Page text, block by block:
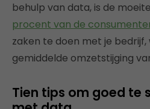
behulp van data, is de
procent van de
zaken te doen met je
gemiddelde omzetstijging
Tien tips om goed te